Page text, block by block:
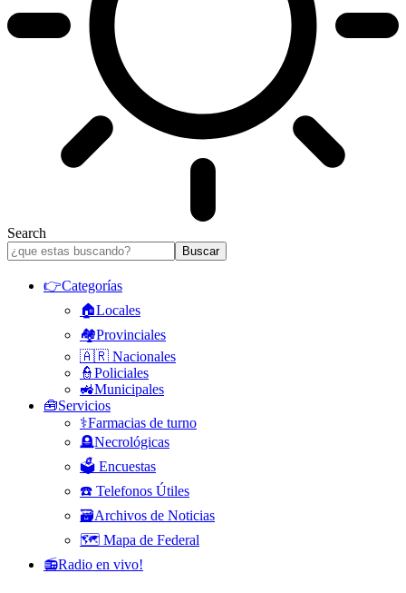
Search
👉Categorías
🏠Locales
🏘️Provinciales
🇦🇷 Nacionales
👮Policiales
🚜Municipales
🧰Servicios
⚕️Farmacias de turno
🪦Necrológicas
🗳️ Encuestas
☎️ Telefonos Útiles
🗃️Archivos de Noticias
🗺️ Mapa de Federal
📻Radio en vivo!